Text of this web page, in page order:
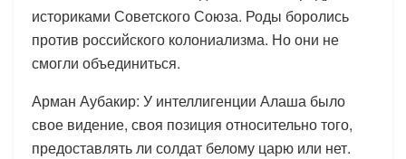
историками Советского Союза. Роды боролись
против российского колониализма. Но они не
смогли объединиться.
Арман Аубакир: У интеллигенции Алаша было
свое видение, своя позиция относительно того,
предоставлять ли солдат белому царю или нет.